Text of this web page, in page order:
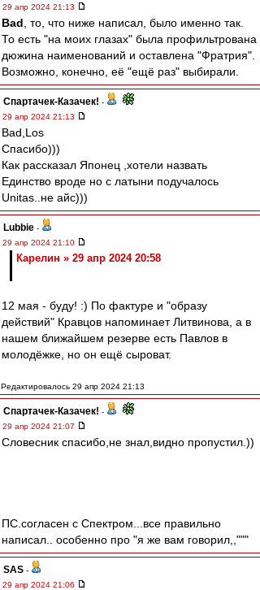
29 апр 2024 21:13
Bad , то, что ниже написал, было именно так.
То есть "на моих глазах" была профильтрована
дюжина наименований и оставлена "Фратрия".
Возможно, конечно, её "ещё раз" выбирали.
Спартачек-Казачек! -
29 апр 2024 21:13
Bad,Los
Спасибо)))
Как рассказал Японец ,хотели назвать
Единство вроде но с латыни подучалось
Unitas..не айс)))
Lubbie -
29 апр 2024 21:10
Карелин » 29 апр 2024 20:58
12 мая - буду! :) По фактуре и "образу
действий" Кравцов напоминает Литвинова, а в
нашем ближайшем резерве есть Павлов в
молодёжке, но он ещё сыроват.
Редактировалось 29 апр 2024 21:13
Спартачек-Казачек! -
29 апр 2024 21:07
Словесник спасибо,не знал,видно пропустил.))
ПС.согласен с Спектром...все правильно
написал.. особенно про "я же вам говорил,,"""
SAS -
29 апр 2024 21:06